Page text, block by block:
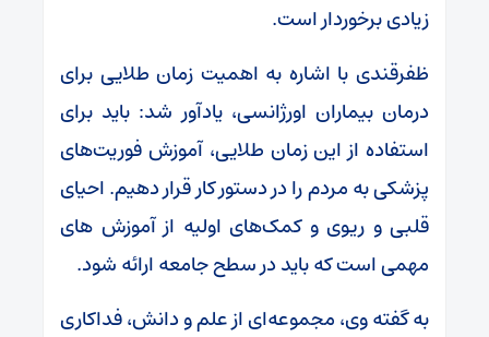
زیادی برخوردار است.
ظفرقندی با اشاره به اهمیت زمان طلایی برای
درمان بیماران اورژانسی، یادآور شد: باید برای
استفاده از این زمان طلایی، آموزش فوریت‌های
پزشکی به مردم را در دستور کار قرار دهیم. احیای
قلبی و ریوی و کمک‌های اولیه از آموزش های
مهمی است که باید در سطح جامعه ارائه شود.
به گفته وی، مجموعه‌ای از علم و دانش، فداکاری